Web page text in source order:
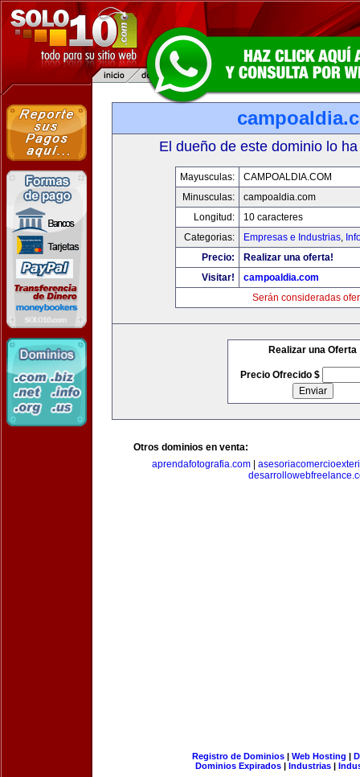
El dueño de este dominio lo
Mayusculas:
CAMPOALDIA.COM
Minusculas:
campoaldia.com
Longitud:
10 caracteres
Categorias:
Empresas e Industrias,
Precio:
Realizar una oferta!
Visitar!
campoaldia.com
Serán consideradas
Realizar una Oferta
Precio Ofrecido $
Otros dominios en venta:
aprendafotografia.com
Registro de Dominios| Web Hosting |
Dominios Expirados | Industrias |